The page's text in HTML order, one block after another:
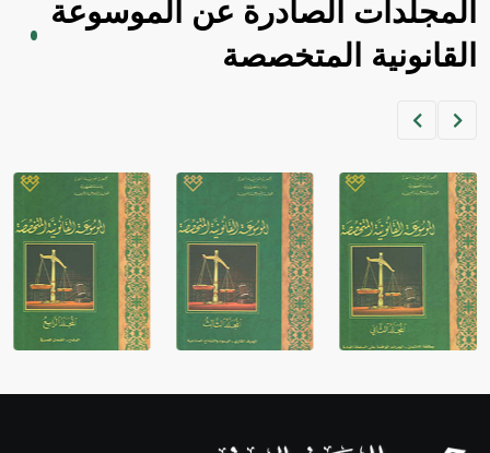
المجلدات الصادرة عن الموسوعة
القانونية المتخصصة